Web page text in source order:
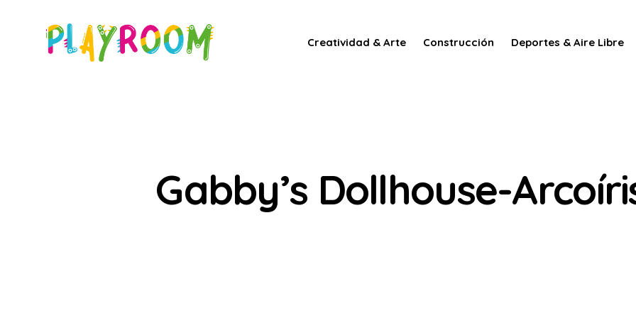
Creatividad & Arte Construcción Deportes & Aire Libre
Gabby’s Dollhouse-